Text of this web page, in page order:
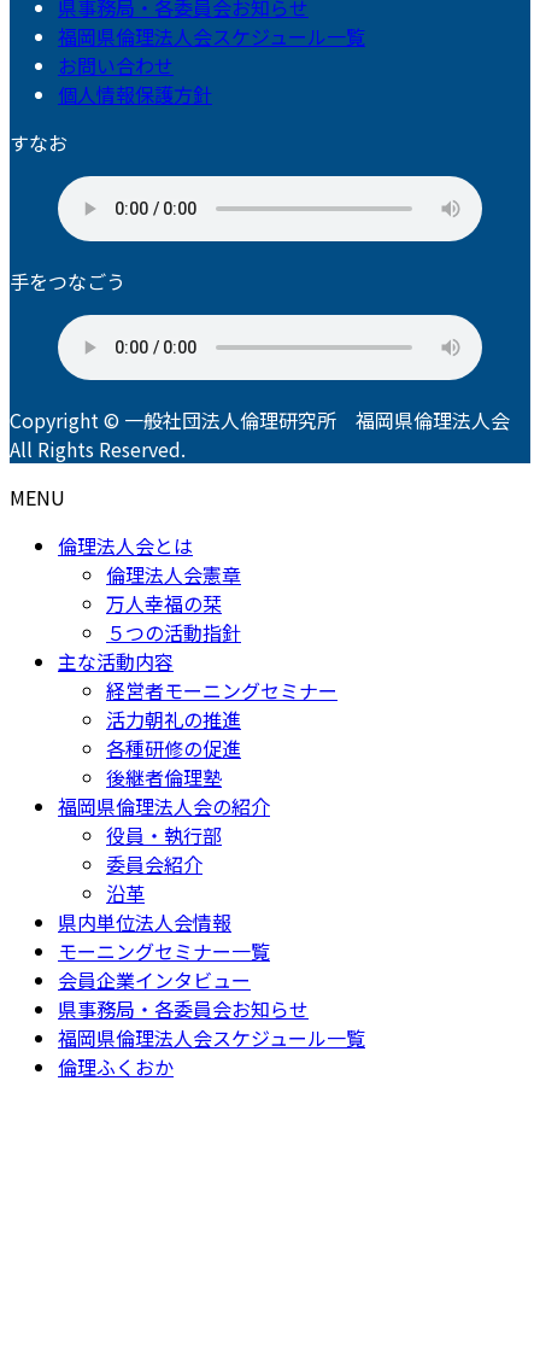
県事務局・各委員会お知らせ
福岡県倫理法人会スケジュール一覧
お問い合わせ
個人情報保護方針
すなお
手をつなごう
Copyright © 一般社団法人倫理研究所 福岡県倫理法人会
All Rights Reserved.
MENU
倫理法人会とは
倫理法人会憲章
万人幸福の栞
５つの活動指針
主な活動内容
経営者モーニングセミナー
活力朝礼の推進
各種研修の促進
後継者倫理塾
福岡県倫理法人会の紹介
役員・執行部
委員会紹介
沿革
県内単位法人会情報
モーニングセミナー一覧
会員企業インタビュー
県事務局・各委員会お知らせ
福岡県倫理法人会スケジュール一覧
倫理ふくおか